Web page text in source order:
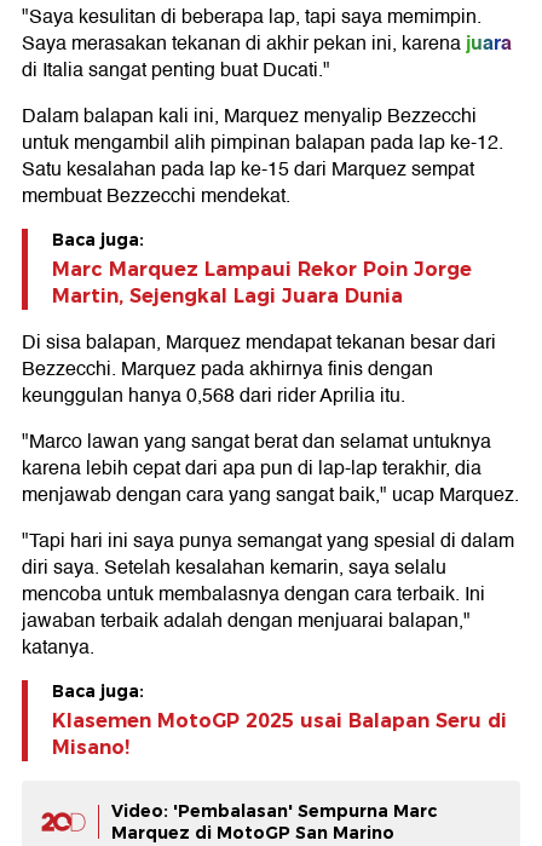
"Saya kesulitan di beberapa lap, tapi saya memimpin.
Saya merasakan tekanan di akhir pekan ini, karenajuara
di Italia sangat penting buat Ducati."
Dalam balapan kali ini, Marquez menyalip Bezzecchi
untuk mengambil alih pimpinan balapan pada lap ke-12.
Satu kesalahan pada lap ke-15 dari Marquez sempat
membuat Bezzecchi mendekat.
Baca juga:
Marc Marquez Lampaui Rekor Poin Jorge
Martin, Sejengkal Lagi Juara Dunia
Di sisa balapan, Marquez mendapat tekanan besar dari
Bezzecchi. Marquez pada akhirnya finis dengan
keunggulan hanya 0,568 dari rider Aprilia itu.
"Marco lawan yang sangat berat dan selamat untuknya
karena lebih cepat dari apa pun di lap-lap terakhir, dia
menjawab dengan cara yang sangat baik," ucap Marquez.
"Tapi hari ini saya punya semangat yang spesial di dalam
diri saya. Setelah kesalahan kemarin, saya selalu
mencoba untuk membalasnya dengan cara terbaik. Ini
jawaban terbaik adalah dengan menjuarai balapan,"
katanya.
Baca juga:
Klasemen MotoGP 2025 usai Balapan Seru di
Misano!
Video: 'Pembalasan' Sempurna Marc
Marquez di MotoGP San Marino